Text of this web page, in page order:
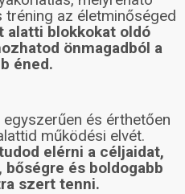
az életminőséged
alatti blokkokat oldó
önmagadból a
éned.
és érthetően
működési elvét.
elérni a céljaidat,
és boldogabb
szert tenni.